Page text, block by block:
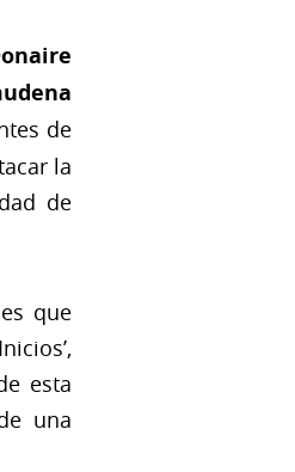
de
la
de
que
esta
una